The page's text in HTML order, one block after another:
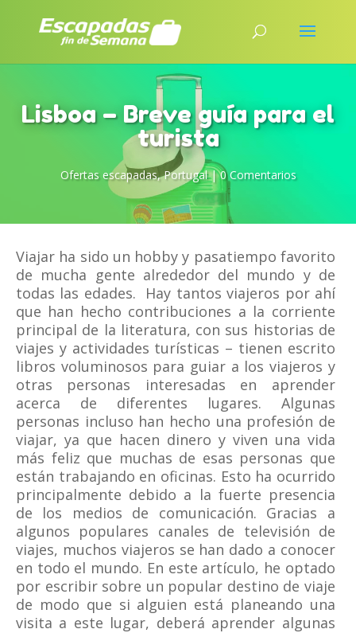
Lisboa – Breve guía para el
turista
Ofertas escapadas,Portugal|0 Comentarios
Viajar ha sido un hobby y pasatiempo favorito
de mucha gente alrededor del mundo y de
todas las edades. Hay tantos viajeros por ahí
que han hecho contribuciones a la corriente
principal de la literatura, con sus historias de
viajes y actividades turísticas – tienen escrito
libros voluminosos para guiar a los viajeros y
otras personas interesadas en aprender
acerca de diferentes lugares. Algunas
personas incluso han hecho una profesión de
viajar, ya que hacen dinero y viven una vida
más feliz que muchas de esas personas que
están trabajando en oficinas. Esto ha ocurrido
principalmente debido a la fuerte presencia
de los medios de comunicación. Gracias a
algunos populares canales de televisión de
viajes, muchos viajeros se han dado a conocer
en todo el mundo. En este artículo, he optado
por escribir sobre un popular destino de viaje
de modo que si alguien está planeando una
visita a este lugar, deberá aprender algunas